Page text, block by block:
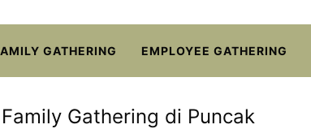
GATHERING EMPLOYEE GATHERING
Family Gathering di Puncak